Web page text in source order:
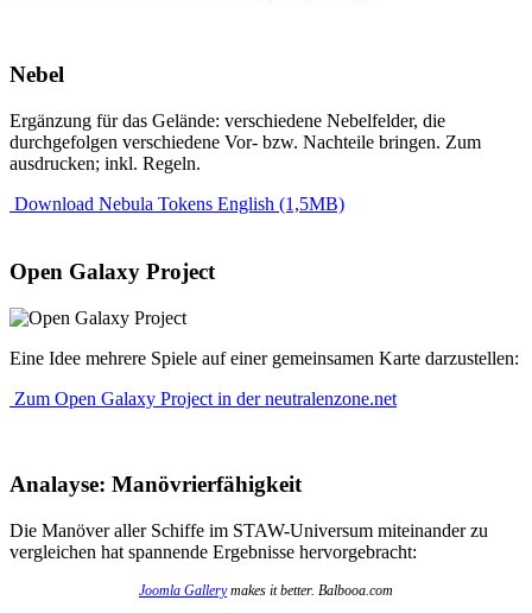
Nebel
Ergänzung für das Gelände: verschiedene Nebelfelder, die
durchgefolgen verschiedene Vor- bzw. Nachteile bringen. Zum
ausdrucken; inkl. Regeln.
Download Nebula Tokens English (1,5MB)
Open Galaxy Project
Eine Idee mehrere Spiele auf einer gemeinsamen Karte darzustellen:
Zum Open Galaxy Project in der neutralenzone.net
Analayse: Manövrierfähigkeit
Die Manöver aller Schiffe im STAW-Universum miteinander zu
vergleichen hat spannende Ergebnisse hervorgebracht:
Joomla Gallerymakes it better. Balbooa.com